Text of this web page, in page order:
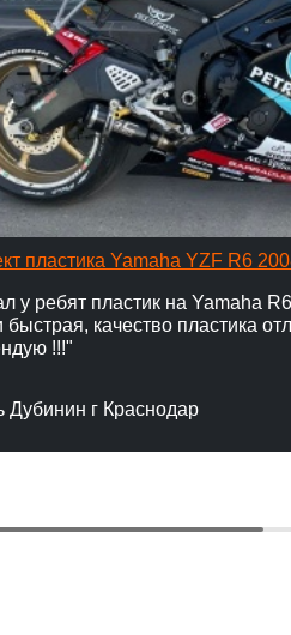
пластика Yamaha YZF R6
у ребят пластик на Yamaha
быстрая, качество пластика
!!!"
Дубинин г Краснодар